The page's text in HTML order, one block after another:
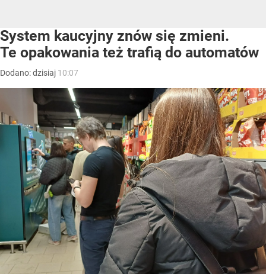
System kaucyjny znów się zmieni.
Te opakowania też trafią do automatów
Dodano:dzisiaj 10:07